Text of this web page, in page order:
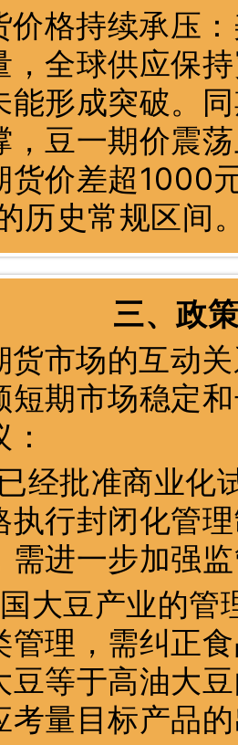
价格持续承压
，全球供应保
能形成突破。
，豆一期价震
货价差超1000
历史常规区间
三、政
货市场的互动
短期市场稳定
经批准商业化
执行封闭化管
需进一步加强
大豆产业的管
管理，需纠正
豆等于高油大
考量目标产品